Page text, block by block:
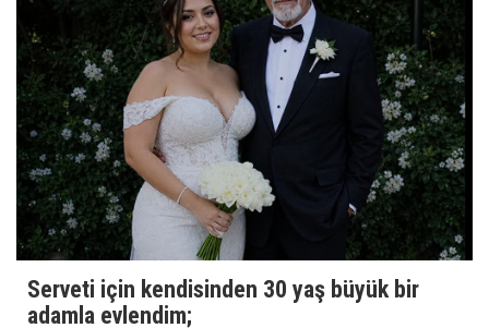
Serveti için kendisinden 30 yaş büyük bir
adamla evlendim;